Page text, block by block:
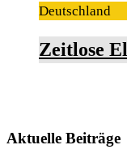
Deutschland
Zeitlose
Aktuelle Beiträge